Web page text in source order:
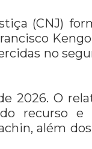
(CNJ)
no
2026. O
recurso e
além